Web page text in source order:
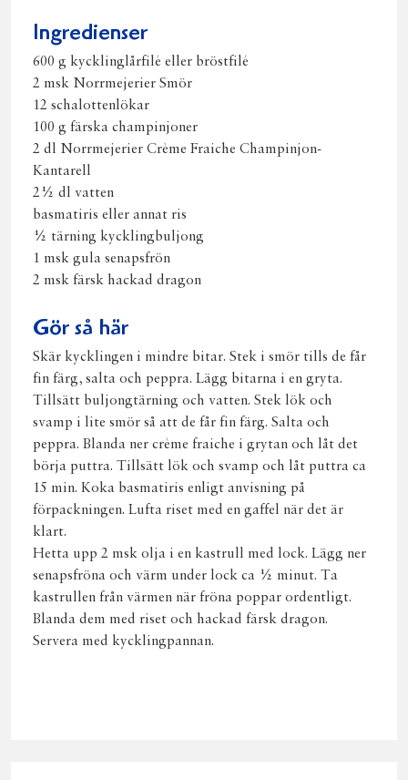
Ingredienser
600 g kycklinglårfilé eller bröstfilé
2 msk Norrmejerier Smör
12 schalottenlökar
100 g färska champinjoner
2 dl Norrmejerier Crème Fraiche Champinjon-
Kantarell
2½ dl vatten
basmatiris eller annat ris
½ tärning kycklingbuljong
1 msk gula senapsfrön
2 msk färsk hackad dragon
Gör så här
Skär kycklingen i mindre bitar. Stek i smör tills de får
fin färg, salta och peppra. Lägg bitarna i en gryta.
Tillsätt buljongtärning och vatten. Stek lök och
svamp i lite smör så att de får fin färg. Salta och
peppra. Blanda ner crème fraiche i grytan och låt det
börja puttra. Tillsätt lök och svamp och låt puttra ca
15 min. Koka basmatiris enligt anvisning på
förpackningen. Lufta riset med en gaffel när det är
klart.
Hetta upp 2 msk olja i en kastrull med lock. Lägg ner
senapsfröna och värm under lock ca ½ minut. Ta
kastrullen från värmen när fröna poppar ordentligt.
Blanda dem med riset och hackad färsk dragon.
Servera med kycklingpannan.